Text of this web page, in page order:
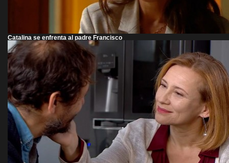
Catalina se enfrenta al padre Francisco